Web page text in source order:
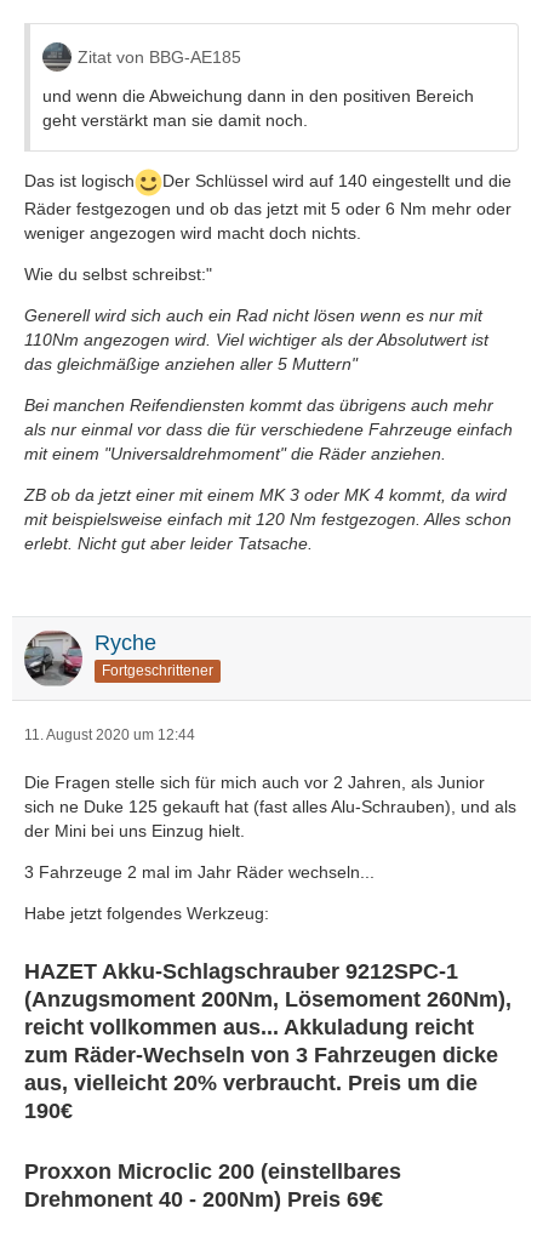
Zitat von BBG-AE185
und wenn die Abweichung dann in den positiven Bereich
geht verstärkt man sie damit noch.
Das ist logisch
Der Schlüssel wird auf 140 eingestellt und die
Räder festgezogen und ob das jetzt mit 5 oder 6 Nm mehr oder
weniger angezogen wird macht doch nichts.
Wie du selbst schreibst:"
Generell wird sich auch ein Rad nicht lösen wenn es nur mit
110Nm angezogen wird. Viel wichtiger als der Absolutwert ist
das gleichmäßige anziehen aller 5 Muttern"
Bei manchen Reifendiensten kommt das übrigens auch mehr
als nur einmal vor dass die für verschiedene Fahrzeuge einfach
mit einem "Universaldrehmoment" die Räder anziehen.
ZB ob da jetzt einer mit einem MK 3 oder MK 4 kommt, da wird
mit beispielsweise einfach mit 120 Nm festgezogen. Alles schon
erlebt. Nicht gut aber leider Tatsache.
Ryche
Fortgeschrittener
11. August 2020 um 12:44
Die Fragen stelle sich für mich auch vor 2 Jahren, als Junior
sich ne Duke 125 gekauft hat (fast alles Alu-Schrauben), und als
der Mini bei uns Einzug hielt.
3 Fahrzeuge 2 mal im Jahr Räder wechseln...
Habe jetzt folgendes Werkzeug:
HAZET Akku-Schlagschrauber 9212SPC-1
(Anzugsmoment 200Nm, Lösemoment 260Nm),
reicht vollkommen aus... Akkuladung reicht
zum Räder-Wechseln von 3 Fahrzeugen dicke
aus, vielleicht 20% verbraucht. Preis um die
190€
Proxxon Microclic 200 (einstellbares
Drehmonent 40 - 200Nm) Preis 69€